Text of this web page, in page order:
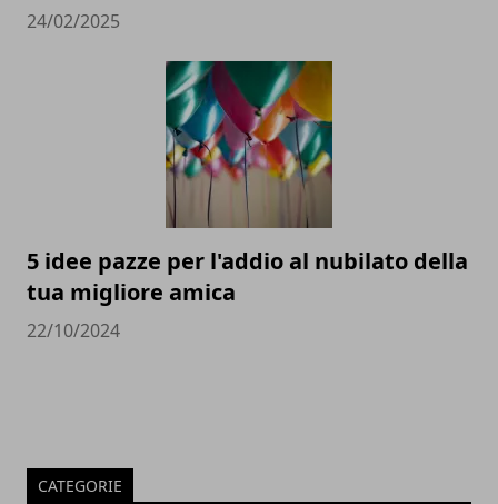
24/02/2025
5 idee pazze per l'addio al nubilato della
tua migliore amica
22/10/2024
CATEGORIE